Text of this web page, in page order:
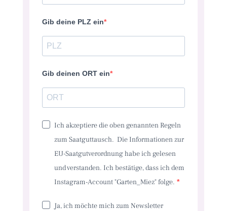
Gib deine PLZ ein
Gib deinen ORT ein
Ich akzeptiere die oben genannten Regeln
zum Saatguttausch. Die Informationen zur
EU-Saatgutverordnung habe ich gelesen
und verstanden. Ich bestätige, dass ich dem
Instagram-Account "Garten_Miez" folge.
Ja, ich möchte mich zum Newsletter